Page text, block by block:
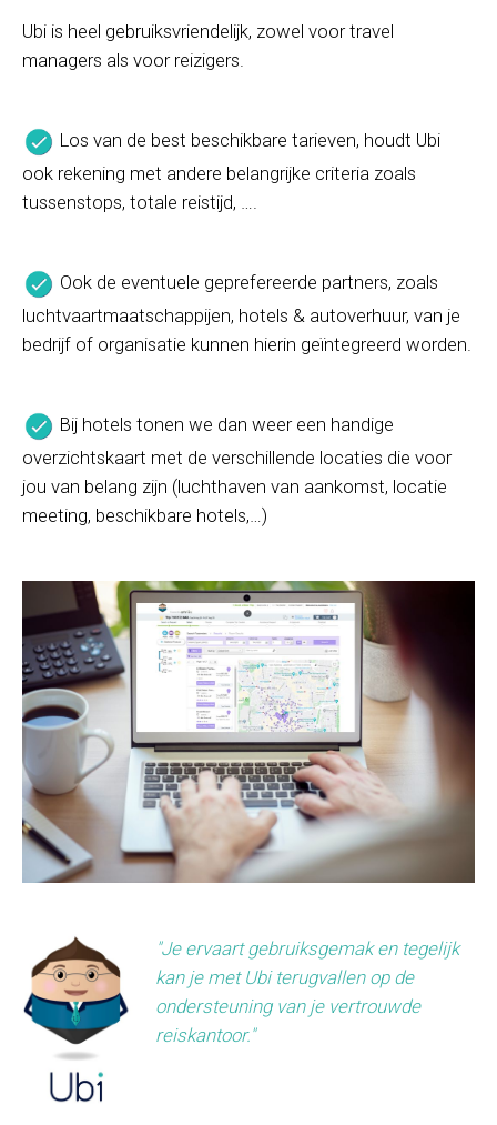
Ubi is heel gebruiksvriendelijk, zowel voor travel
managers als voor reizigers.
Los van de best beschikbare tarieven, houdt Ubi
ook rekening met andere belangrijke criteria zoals
tussenstops, totale reistijd, ….
Ook de eventuele geprefereerde partners, zoals
luchtvaartmaatschappijen, hotels & autoverhuur, van je
bedrijf of organisatie kunnen hierin geïntegreerd worden.
Bij hotels tonen we dan weer een handige
overzichtskaart met de verschillende locaties die voor
jou van belang zijn (luchthaven van aankomst, locatie
meeting, beschikbare hotels,…)
"Je ervaart gebruiksgemak en tegelijk
kan je met Ubi terugvallen op de
ondersteuning van je vertrouwde
reiskantoor."